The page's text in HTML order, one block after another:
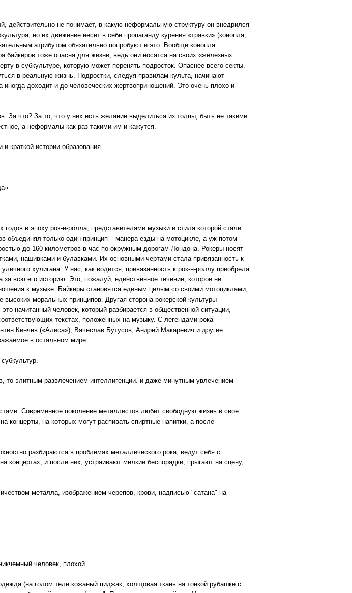
действительно не понимает, в какую неформальную структуру он внедрился
но их движение несет в себе пропаганду курения «травки» (конопля,
атрибутом обязательно попробуют и это. Вообще конопля
байкеров тоже опасна для жизни, ведь они носятся на своих «железных
в субкультуре, которую может перенять подросток. Опаснее всего секты.
в реальную жизнь. Подростки, следуя правилам культа, начинают
доходит и до человеческих жертвоприношений. Это очень плохо и
За что? За то, что у них есть желание выделиться из толпы, быть не такими
а неформалы как раз такими им и кажутся.
краткой истории образования.
в эпоху рок-н-ролла, представителями музыки и стиля которой стали
только один принцип – манера езды на мотоцикле, а уж потом
до 160 километров в час по окружным дорогам Лондона. Рокеры носят
нашивками и булавками. Их основными чертами стала привязанность к
хулигана. У нас, как водится, привязанность к рок-н-роллу приобрела
всю его историю. Это, пожалуй, единственное течение, которое не
к музыке. Байкеры становятся единым целым со своими мотоциклами,
моральных принципов. Другая сторона рокерской культуры –
начитанный человек, который разбирается в общественной ситуации,
текстах, положенных на музыку. С легендами рока
Кинчев («Алиса»), Вячеслав Бутусов, Андрей Макаревич и другие.
в остальном мире.
то элитным развлечением интеллигенции. и даже минутным увлечением
Современное поколение металлистов любит свободную жизнь в свое
на которых могут распивать спиртные напитки, а после
разбираются в проблемах металлического рока, ведут себя с
и после них, устраивают мелкие беспорядки, прыгают на сцену,
металла, изображением черепов, крови, надписью "сатана" на
человек, плохой.
(на голом теле кожаный пиджак, холщовая ткань на тонкой рубашке с